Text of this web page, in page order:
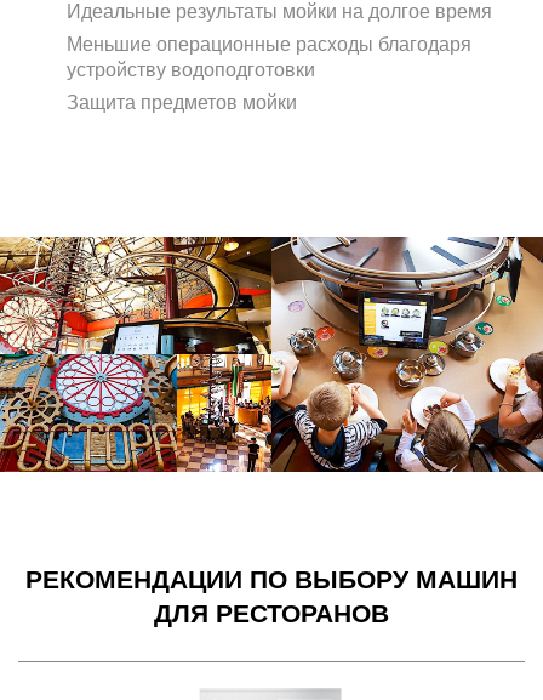
Идеальные результаты мойки на долгое время
Меньшие операционные расходы благодаря
устройству водоподготовки
Защита предметов мойки
РЕКОМЕНДАЦИИ ПО ВЫБОРУ МАШИН
ДЛЯ РЕСТОРАНОВ